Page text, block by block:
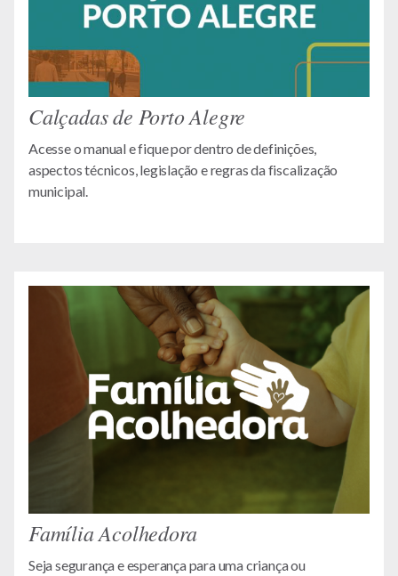
Calçadas de Porto Alegre
Acesse o manual e fique por dentro de definições,
aspectos técnicos, legislação e regras da fiscalização
municipal.
Família Acolhedora
Seja segurança e esperança para uma criança ou